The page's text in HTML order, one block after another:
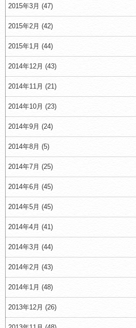
2015年3月 (47)
2015年2月 (42)
2015年1月 (44)
2014年12月 (43)
2014年11月 (21)
2014年10月 (23)
2014年9月 (24)
2014年8月 (5)
2014年7月 (25)
2014年6月 (45)
2014年5月 (45)
2014年4月 (41)
2014年3月 (44)
2014年2月 (43)
2014年1月 (48)
2013年12月 (26)